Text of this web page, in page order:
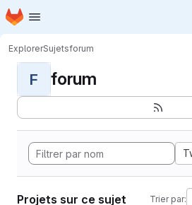
Passer au contenu principal
Page d'accueil
ExplorerSujetsforum
F forum
Projets sur ce sujet Trier par: